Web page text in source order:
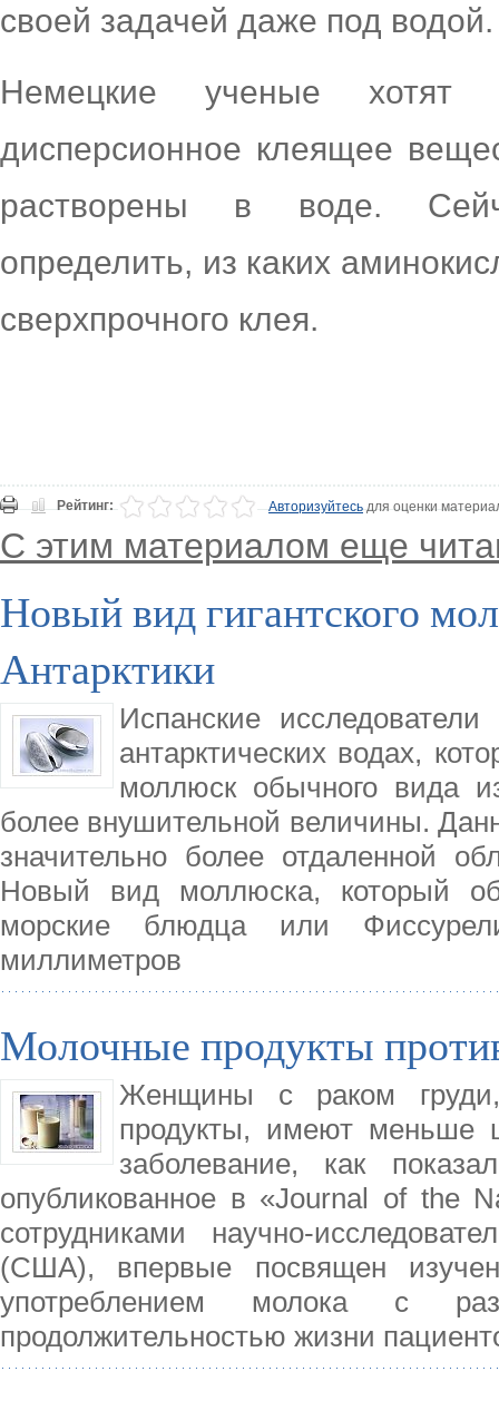
своей задачей даже под водой.
Немецкие ученые хотят
дисперсионное клеящее
растворены в воде.
определить, из каких
сверхпрочного клея.
Рейтинг: Авторизуйтесьдля оценки
С этим материалом еще
Новый вид гигантского
Антарктики
Испанские
антарктических водах,
моллюск обычного вида
более внушительной величины.
значительно более отдаленной
Новый вид моллюска, который
морские блюдца или
миллиметров
Молочные продукты
Женщины с раком
продукты, имеют меньше
заболевание, как
опубликованное в «Journal of the
сотрудниками научно-
(США), впервые посвящен
употреблением молока с
продолжительностью жизни